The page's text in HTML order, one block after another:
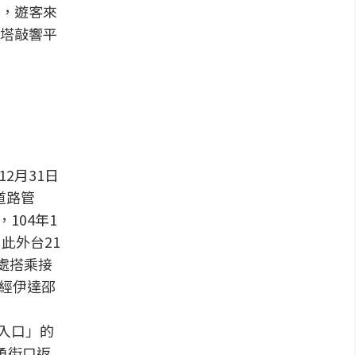
遊客來
敲響平
月31日
路管
104年1
外台21
搭乘接
伊達邵
口」的